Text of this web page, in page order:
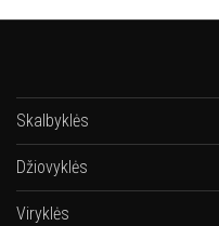
Skalbyklės
Džiovyklės
Viryklės